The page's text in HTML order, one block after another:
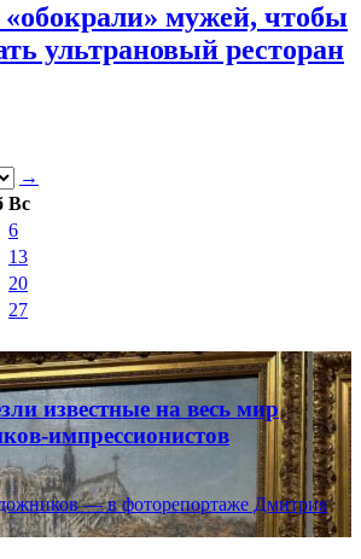
мужей, чтобы
ультрановый ресторан
→
Вс
6
13
20
27
известные на весь мир
импрессионистов
— в фоторепортаже Дмитрия